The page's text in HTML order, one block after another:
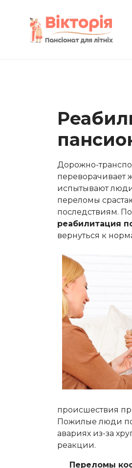
Дорожно-
переворачивает
испытывают люди
переломы
последствиям.
реабилитация
вернуться к
происшествия
Пожилые люди
авариях из-за
реакции.
Переломы